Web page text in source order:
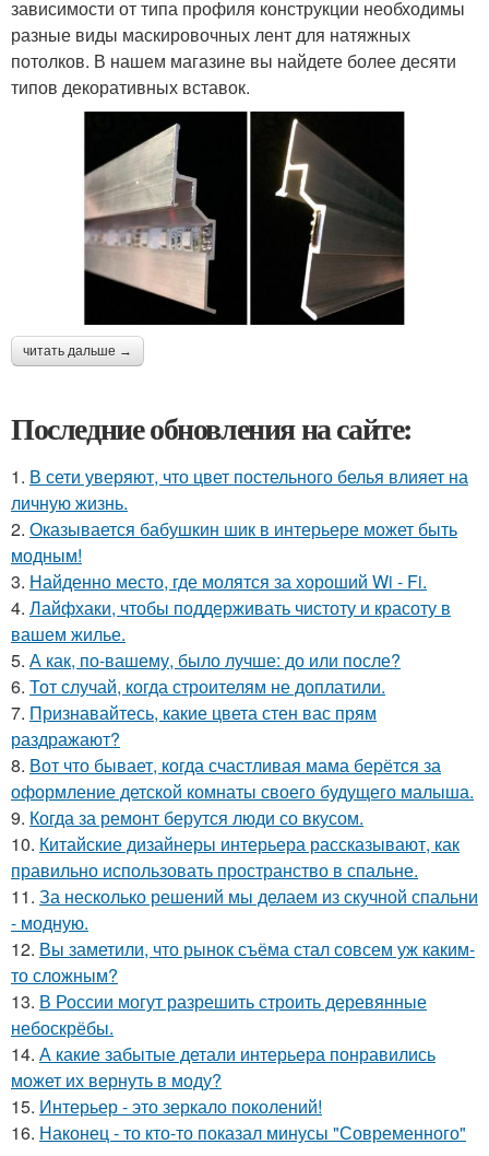
зависимости от типа профиля конструкции необходимы
разные виды маскировочных лент для натяжных
потолков. В нашем магазине вы найдете более десяти
типов декоративных вставок.
читать дальше →
Последние обновления на сайте:
1. В сети уверяют, что цвет постельного белья влияет на
личную жизнь.
2. Оказывается бабушкин шик в интерьере может быть
модным!
3. Найденно место, где молятся за хороший Wi - Fi.
4. Лайфхаки, чтобы поддерживать чистоту и красоту в
вашем жилье.
5. А как, по-вашему, было лучше: до или после?
6. Тот случай, когда строителям не доплатили.
7. Признавайтесь, какие цвета стен вас прям
раздражают?
8. Вот что бывает, когда счастливая мама берётся за
оформление детской комнаты своего будущего малыша.
9. Когда за ремонт берутся люди со вкусом.
10. Китайские дизайнеры интерьера рассказывают, как
правильно использовать пространство в спальне.
11. За несколько решений мы делаем из скучной спальни
- модную.
12. Вы заметили, что рынок съёма стал совсем уж каким-
то сложным?
13. В России могут разрешить строить деревянные
небоскрёбы.
14. А какие забытые детали интерьера понравились
может их вернуть в моду?
15. Интерьер - это зеркало поколений!
16. Наконец - то кто-то показал минусы "Современного"